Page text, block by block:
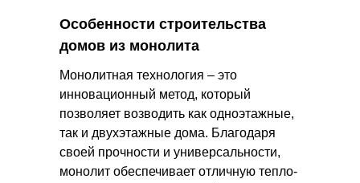
Монолитная технология – это
инновационный метод, который
позволяет возводить как одноэтажные,
так и двухэтажные дома. Благодаря
своей прочности и универсальности,
монолит обеспечивает отличную тепло-
Особенности строительства
домов из монолита